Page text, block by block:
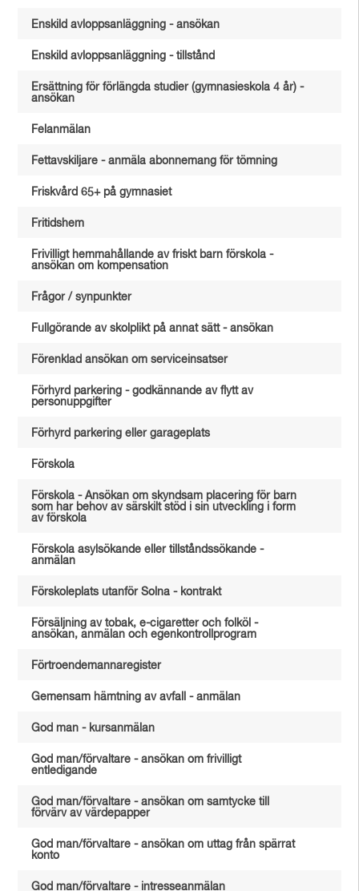
Enskild avloppsanläggning - ansökan
Enskild avloppsanläggning - tillstånd
Ersättning för förlängda studier (gymnasieskola 4 år) -
ansökan
Felanmälan
Fettavskiljare - anmäla abonnemang för tömning
Friskvård 65+ på gymnasiet
Fritidshem
Frivilligt hemmahållande av friskt barn förskola -
ansökan om kompensation
Frågor / synpunkter
Fullgörande av skolplikt på annat sätt - ansökan
Förenklad ansökan om serviceinsatser
Förhyrd parkering - godkännande av flytt av
personuppgifter
Förhyrd parkering eller garageplats
Förskola
Förskola - Ansökan om skyndsam placering för barn
som har behov av särskilt stöd i sin utveckling i form
av förskola
Förskola asylsökande eller tillståndssökande -
anmälan
Förskoleplats utanför Solna - kontrakt
Försäljning av tobak, e-cigaretter och folköl -
ansökan, anmälan och egenkontrollprogram
Förtroendemannaregister
Gemensam hämtning av avfall - anmälan
God man - kursanmälan
God man/förvaltare - ansökan om frivilligt
entledigande
God man/förvaltare - ansökan om samtycke till
förvärv av värdepapper
God man/förvaltare - ansökan om uttag från spärrat
konto
God man/förvaltare - intresseanmälan